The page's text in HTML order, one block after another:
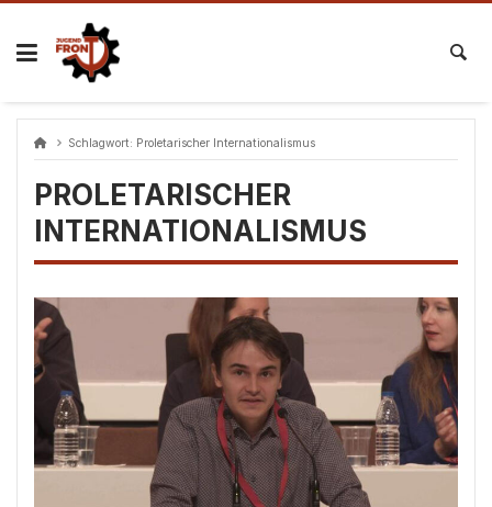
Skip
content
Schlagwort: Proletarischer Internationalismus
PROLETARISCHER
INTERNATIONALISMUS